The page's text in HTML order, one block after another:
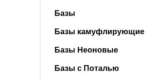
Базы
Базы камуфлирующие
Базы Неоновые
Базы с Поталью